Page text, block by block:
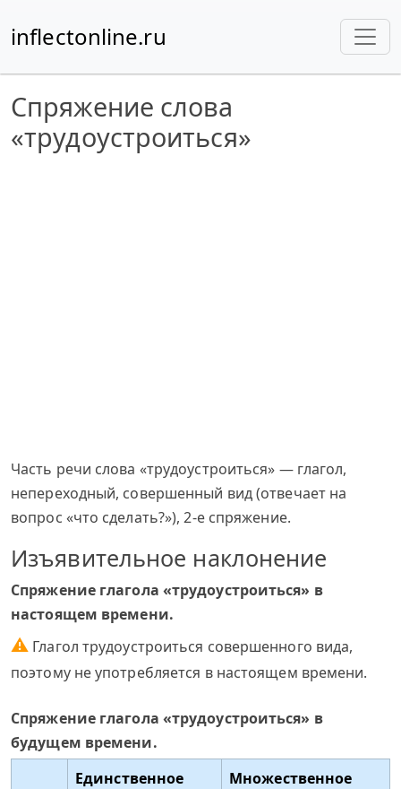
inflectonline.ru
Спряжение слова
«трудоустроиться»
Часть речи слова «трудоустроиться» — глагол,
непереходный, совершенный вид (отвечает на
вопрос «что сделать?»), 2-е спряжение.
Изъявительное наклонение
Спряжение глагола «трудоустроиться» в
настоящем времени.
⚠ Глагол трудоустроиться совершенного вида,
поэтому не употребляется в настоящем времени.
Спряжение глагола «трудоустроиться» в
будущем времени.
Единственное
Множественное